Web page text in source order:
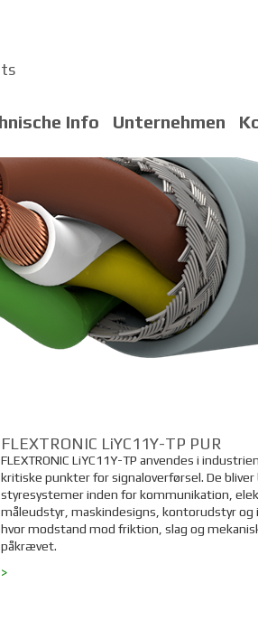
Info Unternehmen
FLEXTRONIC LiYC11Y-TP PUR
FLEXTRONIC LiYC11Y-TP anvendes i
kritiske punkter for signaloverførsel. De
styresystemer inden for kommunikation,
måleudstyr, maskindesigns, kontorudstyr og
hvor modstand mod friktion, slag og
påkrævet.
>